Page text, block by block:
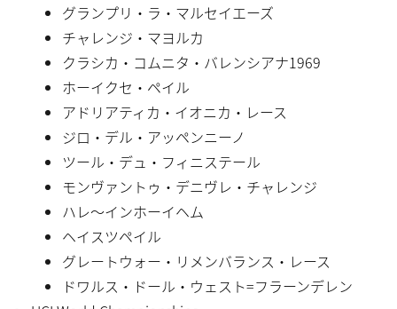
グランプリ・ラ・マルセイエーズ
チャレンジ・マヨルカ
クラシカ・コムニタ・バレンシアナ1969
ホーイクセ・ペイル
アドリアティカ・イオニカ・レース
ジロ・デル・アッペンニーノ
ツール・デュ・フィニステール
モンヴァントゥ・デニヴレ・チャレンジ
ハレ〜インホーイヘム
ヘイスツペイル
グレートウォー・リメンバランス・レース
ドワルス・ドール・ウェスト=フラーンデレン